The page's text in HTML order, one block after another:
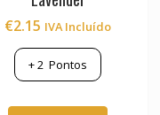
€2.15 IVA Incluído
+2 Pontos